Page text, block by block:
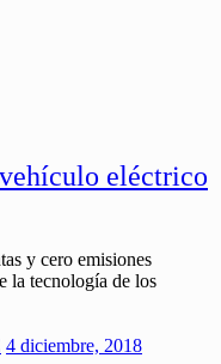
eléctrico
y cero emisiones
la tecnología de los
4 diciembre, 2018